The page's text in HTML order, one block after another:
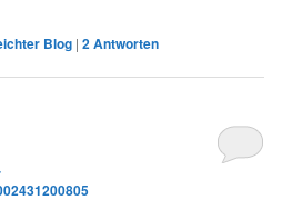
Blog |2Antworten